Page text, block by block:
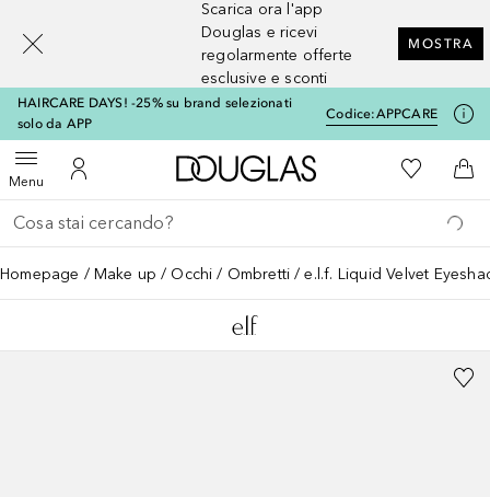
Scarica ora l'app
Douglas e ricevi
regolarmente offerte
esclusive e sconti
MOSTRA
HAIRCARE DAYS! -25% su brand selezionati
solo da APP
Codice:APPCARE
MenuApri menuAl Mio Account
A Douglas HomeAlla Mia
Al
Torna indietro
Esegui ricerca
Homepage Make up Occhi Ombretti e.l.f. Liquid Velvet
[navigation.slideout.screenreader]